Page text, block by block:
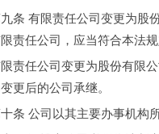
有限责任公司变更为股份
责任公司，应当符合本法
任公司变更为股份有限公
更后的公司承继。
公司以其主要办事机构所